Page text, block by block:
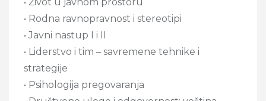
• Rodna ravnopravnost i stereotipi
• Javni nastup I i II
• Liderstvo i tim – savremene tehnike i
strategije
• Psihologija pregovaranja